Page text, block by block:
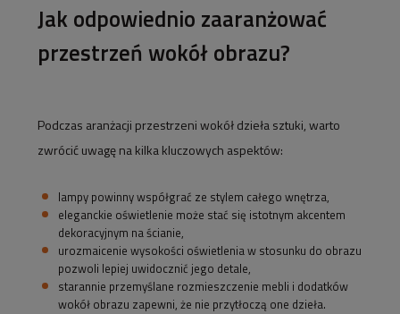
Jak odpowiednio zaaranżować
przestrzeń wokół obrazu?
Podczas aranżacji przestrzeni wokół dzieła sztuki, warto
zwrócić uwagę na kilka kluczowych aspektów:
lampy powinny współgrać ze stylem całego wnętrza,
eleganckie oświetlenie może stać się istotnym akcentem
dekoracyjnym na ścianie,
urozmaicenie wysokości oświetlenia w stosunku do obrazu
pozwoli lepiej uwidocznić jego detale,
starannie przemyślane rozmieszczenie mebli i dodatków
wokół obrazu zapewni, że nie przytłoczą one dzieła.